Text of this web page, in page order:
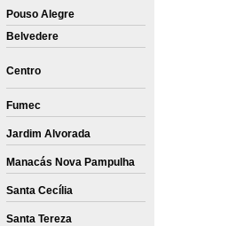
Label Roupas
Algodão
Camisetas
Lisas
Pouso Alegre
Belvedere
Centro
Fumec
Jardim Alvorada
Manacás Nova Pampulha
Santa Cecília
Santa Tereza